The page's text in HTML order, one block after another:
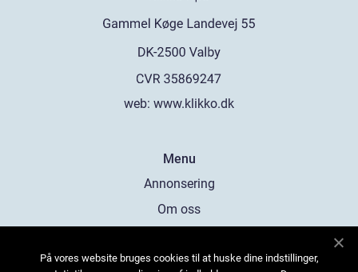
web: www.klikko.dk
Menu
Annonsering
Om oss
Kontakta oss
På vores website bruges cookies til at huske dine indstillinger,